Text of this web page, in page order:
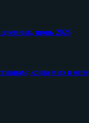
июнь 2026
когда мир в огне